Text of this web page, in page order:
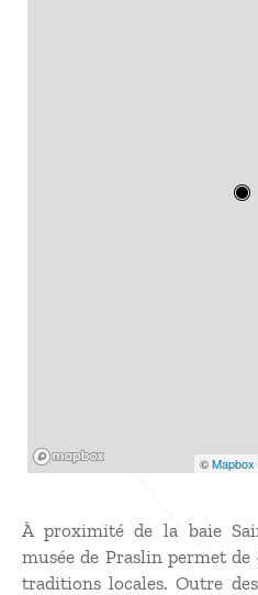
©Mapbox
À proximité de la baie
musée de Praslin permet
traditions locales. Outre